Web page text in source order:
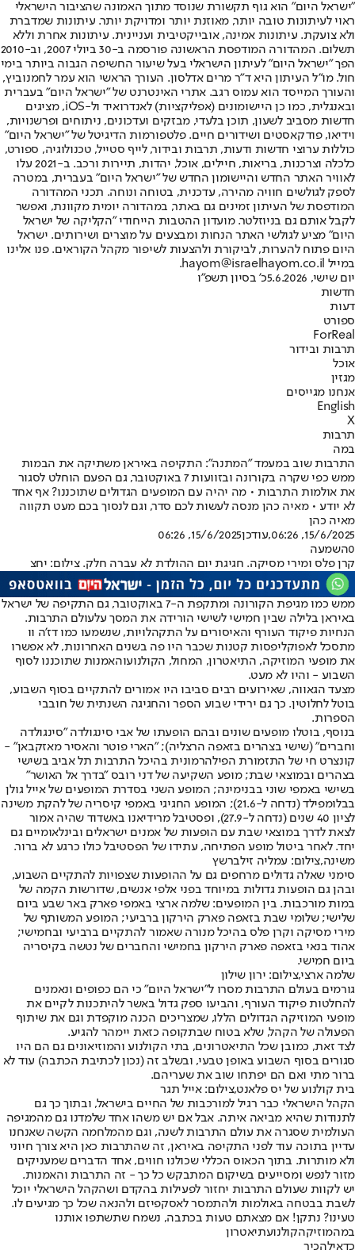
"ישראל היום" הוא גוף תקשורת שנוסד מתוך האמונה שהציבור הישראלי
ראוי לעיתונות טובה יותר, מאוזנת יותר ומדויקת יותר. עיתונות שמדברת
ולא צועקת. עיתונות אמינה, אובייקטיבית ועניינית. עיתונות אחרת וללא
תשלום. המהדורה המודפסת הראשונה פורסמה ב-30 ביולי 2007, וב-2010
הפך "ישראל היום" לעיתון הישראלי בעל שיעור החשיפה הגבוה ביותר בימי
חול. מו"ל העיתון היא ד"ר מרים אדלסון. העורך הראשי הוא עמר לחמנוביץ,
והעורך המייסד הוא עמוס רגב. אתרי האינטרנט של "ישראל היום" בעברית
ובאנגלית, כמו כן היישומונים (אפליקציות) לאנדרואיד ול-iOS, מציגים
חדשות מסביב לשעון, תוכן בלעדי, מבזקים ועדכונים, ניתוחים ופרשנויות,
וידיאו, פודקאסטים ושידורים חיים. פלטפורמות הדיגיטל של "ישראל היום"
כוללות ערוצי חדשות ודעות, תרבות ובידור, לייף סטייל, טכנולוגיה, ספורט,
כלכלה וצרכנות, בריאות, חיילים, אוכל, יהדות, תיירות ורכב. ב-2021 עלו
לאוויר האתר החדש והיישומון החדש של "ישראל היום" בעברית, במטרה
לספק לגולשים חוויה מהירה, עדכנית, בטוחה ונוחה. תכני המהדורה
המודפסת של העיתון זמינים גם באתר, במהדורה יומית מקוונת, ואפשר
לקבל אותם גם בניוזלטר. מועדון ההטבות הייחודי "הקליקה של ישראל
היום" מציע לגולשי האתר הנחות ומבצעים על מוצרים ושירותים. ישראל
היום פתוח להערות, לביקורת ולהצעות לשיפור מקהל הקוראים. פנו אלינו
במייל hayom@israelhayom.co.il.
יום שישי, 5.6.2026
כ' בסיון תשפ"ו
חדשות
דעות
ספורט
ForReal
תרבות ובידור
אוכל
מגזין
אנחנו מגייסים
English
X
תרבות
במה
התרבות שוב במעמד "המתנה": התקיפה באיראן משתיקה את הבמות
ממש כפי שקרה בקורונה ובזוועות 7 באוקטובר, גם הפעם הוחלט לסגור
את אולמות התרבות • מה יהיה עם המופעים הגדולים שתוכננו? אף אחד
לא יודע • מאיה כהן מנסה לעשות לכם סדר, וגם לנסוך בכם מעט תקווה
מאיה כהן
15/6/2025, 06:26
,עודכן15/6/2025, 06:26
0השמעה
קרן פלס ומירי מסיקה. חגיגת יום ההולדת לא עברה חלק. צילום: יחצ
ממש כמו מגיפת הקורונה ומתקפת ה-7 באוקטובר, גם התקיפה של ישראל
באיראן בלילה שבין חמישי לשישי הורידה את המסך עלעולם התרבות.
הנחיות פיקוד העורף והאיסורים על התקהלויות, שנשמעו כמו דז'ה וו
מתסכל לאפוקליפסות קטנות שכבר היו פה בשנים האחרונות, לא אפשרו
את מופעי המוזיקה, התיאטרון, המחול, הקולנועוהאמנות שתוכננו לסוף
השבוע - והיו לא מעט.
מצעד הגאווה, שאירועים רבים סביבו היו אמורים להתקיים בסוף השבוע,
בוטל לחלוטין. כך גם ירידי שבוע הספר והחגיגה השנתית של חובבי
הספרות.
בנוסף, בוטלו מופעים שונים ובהם הופעתו של אבי סינגולדה "סינגולדה
וחברים" (שישי בצהרים בזאפה הרצליה); "הארי פוטר והאסיר מאזקבאן" -
קונצרט חי של התזמורת הפילהרמונית בהיכל התרבות תל אביב בשישי
בצהרים ובמוצאי שבת; מופע השקיעה של דני רובס "בדרך אל האושר"
בשישי באמפי שוני בבנימינה; המופע השני בסדרת המופעים של אייל גולן
בבלומפילד (נדחה ל-21.6); המופע החגיגי באמפי קיסריה של להקת משינה
לציון 40 שנים (נדחה ל-27.9), ופסטיבל מרידיאנו באשדוד שהיה אמור
לצאת לדרך במוצאי שבת עם הופעות של אמנים ישראלים ובינלאומיים גם
יחד. לאחר ביטול מופע הפתיחה, עתידו של הפסטיבל כולו כרגע לא ברור.
משינה,צילום: עמליה זילברשץ
סימני שאלה גדולים מרחפים גם על ההופעות שצפויות להתקיים השבוע,
ובהן גם הופעות גדולות במיוחד בפני אלפי אנשים, שדורשות הקמה של
במות מורכבות. בין המופעים: שלמה ארצי באמפי פארק באר שבע ביום
שלישי; שלומי שבת בזאפה פארק הירקון ברביעי; המופע המשותף של
מירי מסיקה וקרן פלס בהיכל מנורה שאמור להתקיים ברביעי ובחמישי;
אהוד בנאי בזאפה פארק הירקון בחמישי והחברים של נטשה בקיסריה
ביום חמישי.
שלמה ארצי,צילום: ירון שילון
גורמים בעולם התרבות מסרו ל"ישראל היום" כי הם כפופים ונאמנים
להחלטות פיקוד העורף, והביעו ספק גדול באשר להיתכנות לקיים את
מופעי המוזיקה הגדולים הללו, שמצריכים הכנה מוקפדת וגם את שיתוף
הפעולה של הקהל, שלא בטוח שבתקופה כזאת יימהר להגיע.
לצד זאת, כמובן שכל התיאטרונים, בתי הקולנוע והמוזיאונים גם הם היו
סגורים בסוף השבוע באופן טבעי, ובשלב זה (נכון לכתיבת הכתבה) עוד לא
ברור מתי ואם הם יפתחו שוב את שעריהם.
בית קולנוע של יס פלאנט,צילום: אייל תגר
הקהל הישראלי כבר רגיל למורכבות של החיים בישראל, ובתוך כך גם
לתנודות שהיא מביאה איתה. אבל אם יש משהו אחד שלמדנו גם מהמגיפה
העולמית שסגרה את עולם התרבות לשנה, וגם מהמלחמה הקשה שאנחנו
עדיין בתוכה עוד לפני התקיפה באיראן, זה שהתרבות כאן היא צורך חיוני
ולא מותרות. בתוך הכאוס הכללי שכולנו חווים, אחד הדברים שמעניקים
מזור לנפש ומסייעים בשיקום המתבקש כל כך - זה התרבות והאמנות.
יש לקוות שעולם התרבות יחזור לפעילות בהקדם ושהקהל הישראלי יוכל
לשבת בבטחה באולמות ולהתמסר לאסקפיזם ולהנאה שכל כך מגיעים לו.
טעינו? נתקן! אם מצאתם טעות בכתבה, נשמח שתשתפו אותנו
במהמוזיקהקולנועתיאטרון
כדאילהכיר